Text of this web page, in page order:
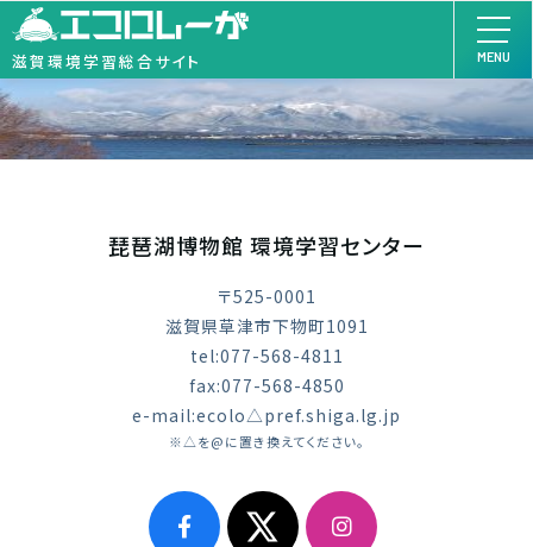
滋賀環境学習総合サイト MENU
琵琶湖博物館 環境学習センター
〒525-0001
滋賀県草津市下物町1091
tel:077-568-4811
fax:077-568-4850
e-mail:ecolo△pref.shiga.lg.jp
※△を@に置き換えてください。